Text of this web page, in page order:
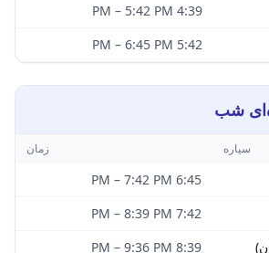
4:39 PM
– 5:42 PM
5:42 PM
– 6:45 PM
شب
سیاره زمان
6:45 PM
– 7:42 PM
7:42 PM
– 8:39 PM
8:39 PM
– 9:36 PM